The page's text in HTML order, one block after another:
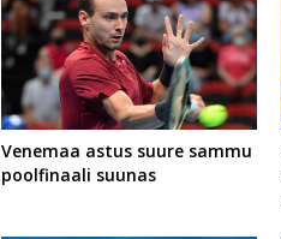
Venemaa astus suure sammu
poolfinaali suunas